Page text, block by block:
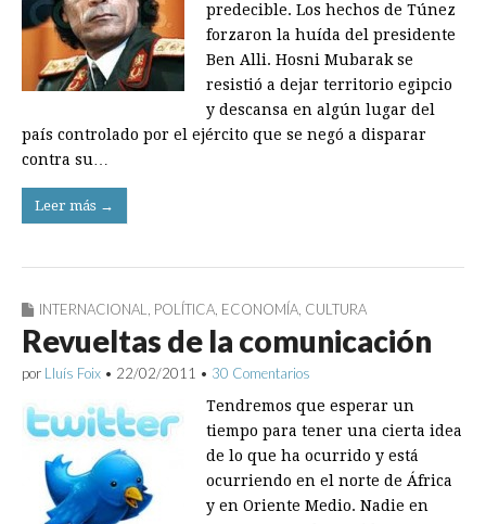
predecible. Los hechos de Túnez
forzaron la huída del presidente
Ben Alli. Hosni Mubarak se
resistió a dejar territorio egipcio
y descansa en algún lugar del
país controlado por el ejército que se negó a disparar
contra su…
Leer más →
INTERNACIONAL POLÍTICA ECONOMÍA CULTURA
Revueltas de la comunicación
por Lluís Foix • 22/02/2011 • 30 Comentarios
Tendremos que esperar un
tiempo para tener una cierta idea
de lo que ha ocurrido y está
ocurriendo en el norte de África
y en Oriente Medio. Nadie en